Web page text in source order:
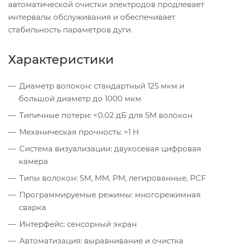
автоматической очистки электродов продлевает
интервалы обслуживания и обеспечивает
стабильность параметров дуги.
Характеристики
Диаметр волокон: стандартный 125 мкм и
большой диаметр до 1000 мкм
Типичные потери: <0.02 дБ для SM волокон
Механическая прочность: >1 Н
Система визуализации: двухосевая цифровая
камера
Типы волокон: SM, MM, PM, легированные, PCF
Программируемые режимы: многорежимная
сварка
Интерфейс: сенсорный экран
Автоматизация: выравнивание и очистка